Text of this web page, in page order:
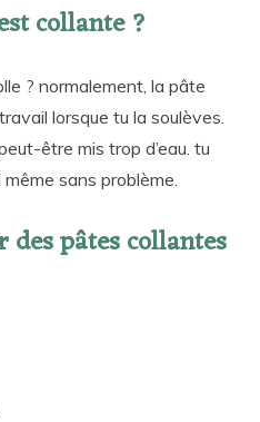
collante ?
? normalement, la pâte
lorsque tu la soulèves.
être mis trop d’eau. tu
sans problème.
pâtes collantes